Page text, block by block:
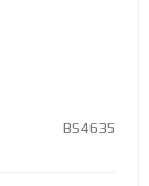
BS4635